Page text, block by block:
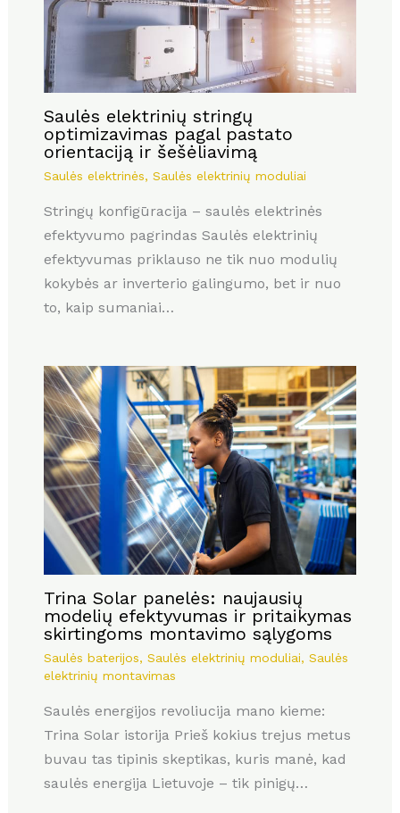
Saulės elektrinių stringų
optimizavimas pagal pastato
orientaciją ir šešėliavimą
Saulės elektrinės, Saulės elektrinių moduliai
Stringų konfigūracija – saulės elektrinės
efektyvumo pagrindas Saulės elektrinių
efektyvumas priklauso ne tik nuo modulių
kokybės ar inverterio galingumo, bet ir nuo
to, kaip sumaniai…
Trina Solar panelės: naujausių
modelių efektyvumas ir pritaikymas
skirtingoms montavimo sąlygoms
Saulės baterijos, Saulės elektrinių moduliai, Saulės
elektrinių montavimas
Saulės energijos revoliucija mano kieme:
Trina Solar istorija Prieš kokius trejus metus
buvau tas tipinis skeptikas, kuris manė, kad
saulės energija Lietuvoje – tik pinigų…